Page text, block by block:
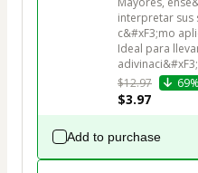
interpretar sus
c&#xF3;mo
Ideal para
$12.97
69%
$3.97
Add to purchase